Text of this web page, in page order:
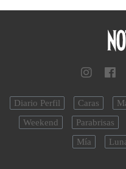
Diario Perfil Caras
Weekend
Parabrisas
Mía